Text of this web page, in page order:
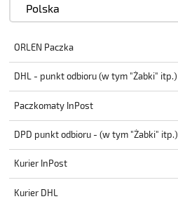
ORLEN Paczka
DHL - punkt odbioru (w tym "Żabki" itp.)
Paczkomaty InPost
DPD punkt odbioru - (w tym "Żabki" itp.)
Kurier InPost
Kurier DHL